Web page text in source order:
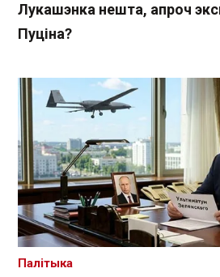
Лукашэнка нешта, апроч
Пуціна?
Палітыка